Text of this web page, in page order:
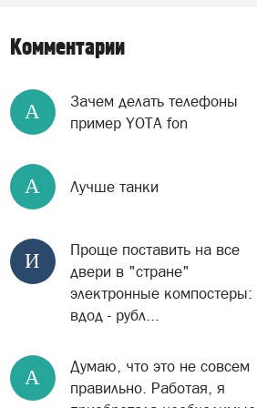
Комментарии
А
Зачем делать телефоны
пример YOTA fon
А Лучше танки
И
Проще поставить на все
двери в "стране"
электронные компостеры:
вдод - рубл...
А
Думаю, что это не совсем
правильно. Работая, я